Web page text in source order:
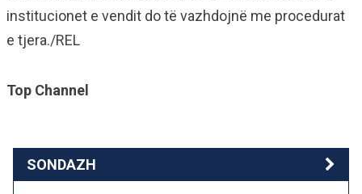
institucionet e vendit do të vazhdojnë me procedurat
e tjera./REL
Top Channel
SONDAZH